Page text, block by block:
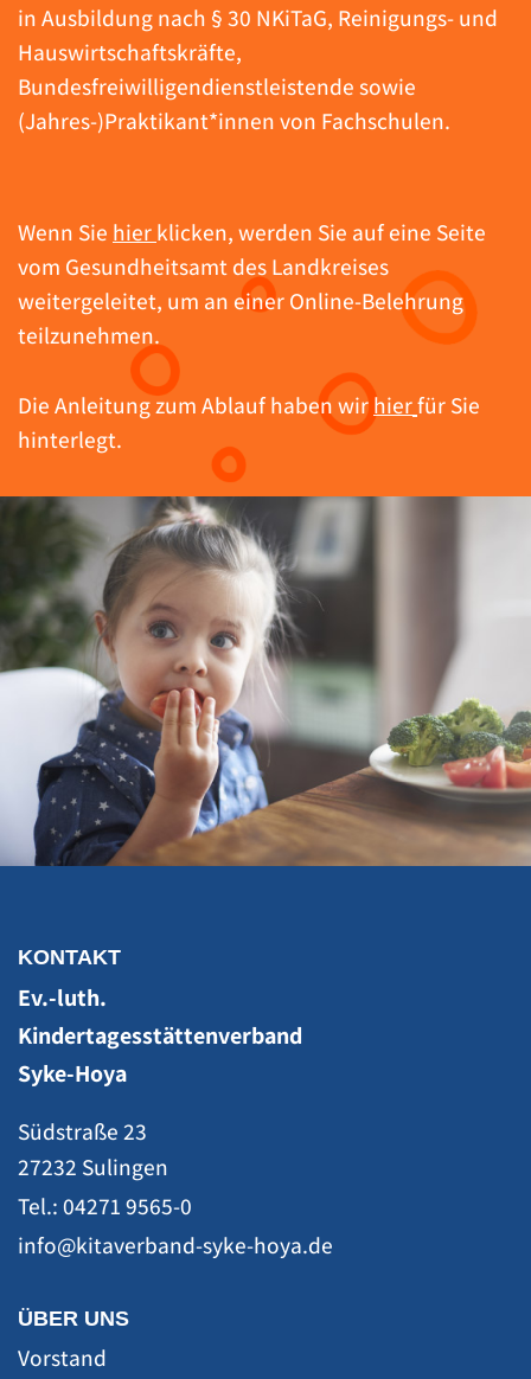
in Ausbildung nach § 30 NKiTaG, Reinigungs- und
Hauswirtschaftskräfte,
Bundesfreiwilligendienstleistende sowie
(Jahres-)Praktikant*innen von Fachschulen.
Wenn Sie hierklicken, werden Sie auf eine Seite
vom Gesundheitsamt des Landkreises
weitergeleitet, um an einer Online-Belehrung
teilzunehmen.
Die Anleitung zum Ablauf haben wirhierfür Sie
hinterlegt.
KONTAKT
Ev.-luth.
Kindertagesstättenverband
Syke-Hoya
Südstraße 23
27232 Sulingen
Tel.: 04271 9565-0
ÜBER UNS
Vorstand